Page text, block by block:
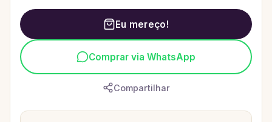
Eu mereço!
Comprar via WhatsApp
Compartilhar